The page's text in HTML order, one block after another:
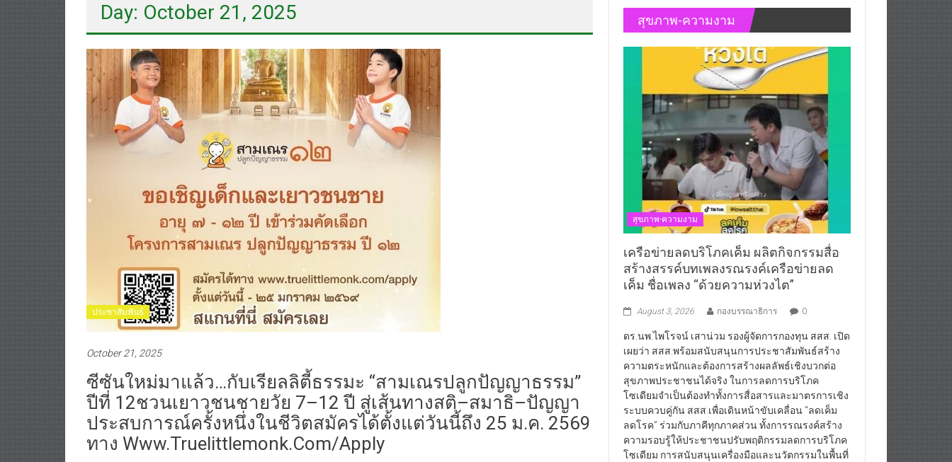
Day: October 21, 2025
ประชาสัมพันธ์
October 21, 2025
ซีซันใหม่มาแล้ว…กับเรียลลิตี้ธรรมะ “สามเณรปลูกปัญญาธรรม”
ปีที่ 12ชวนเยาวชนชายวัย 7–12 ปี สู่เส้นทางสติ–สมาธิ–ปัญญา
ประสบการณ์ครั้งหนึ่งในชีวิตสมัครได้ตั้งแต่วันนี้ถึง 25 ม.ค. 2569
ทาง Www.truelittlemonk.com/apply
สุขภาพ-ความงาม
สุขภาพ-ความงาม
เครือข่ายลดบริโภคเค็ม ผลิตกิจกรรมสื่อ
สร้างสรรค์บทเพลงรณรงค์เครือข่ายลด
เค็ม ชื่อเพลง “ด้วยความห่วงไต”
August 3, 2026 กองบรรณาธิการ 0
ดร.นพ.ไพโรจน์ เสาน่วม รองผู้จัดการกองทุน สสส. เปิด
เผยว่า สสส.พร้อมสนับสนุนการประชาสัมพันธ์สร้าง
ความตระหนักและต้องการสร้างผลลัพธ์เชิงบวกต่อ
สุขภาพประชาชนได้จริง ในการลดการบริโภค
โซเดียมจำเป็นต้องทำทั้งการสื่อสารและมาตรการเชิง
ระบบควบคู่กัน สสส.เพื่อเดินหน้าขับเคลื่อน “ลดเค็ม
ลดโรค” ร่วมกับภาคีทุกภาคส่วน ทั้งการรณรงค์สร้าง
ความรอบรู้ให้ประชาชนปรับพฤติกรรมลดการบริโภค
โซเดียม การสนับสนุนเครื่องมือและนวัตกรรมในพื้นที่